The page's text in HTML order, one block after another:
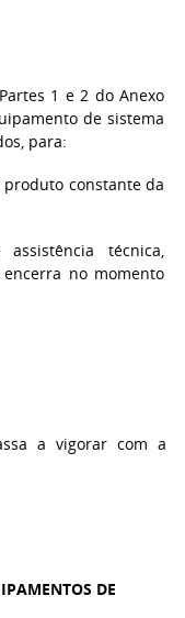
1 e 2 do Anexo
de sistema
para:
constante da
técnica,
no momento
a vigorar com a
DE